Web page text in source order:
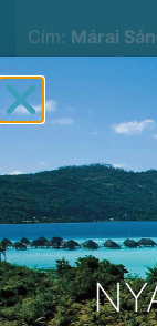
Cím: Márai
Krisztina tér 1,